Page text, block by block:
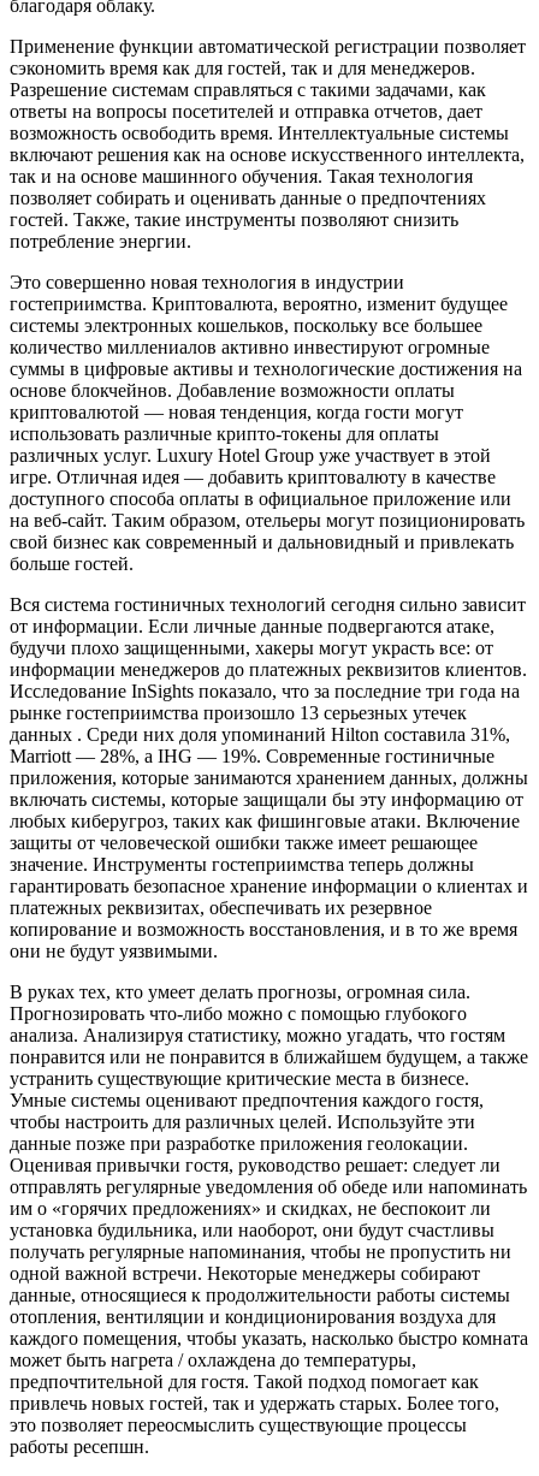
благодаря облаку.
Применение функции автоматической регистрации позволяет
сэкономить время как для гостей, так и для менеджеров.
Разрешение системам справляться с такими задачами, как
ответы на вопросы посетителей и отправка отчетов, дает
возможность освободить время. Интеллектуальные системы
включают решения как на основе искусственного интеллекта,
так и на основе машинного обучения. Такая технология
позволяет собирать и оценивать данные о предпочтениях
гостей. Также, такие инструменты позволяют снизить
потребление энергии.
Это совершенно новая технология в индустрии
гостеприимства. Криптовалюта, вероятно, изменит будущее
системы электронных кошельков, поскольку все большее
количество миллениалов активно инвестируют огромные
суммы в цифровые активы и технологические достижения на
основе блокчейнов. Добавление возможности оплаты
криптовалютой — новая тенденция, когда гости могут
использовать различные крипто-токены для оплаты
различных услуг. Luxury Hotel Group уже участвует в этой
игре. Отличная идея — добавить криптовалюту в качестве
доступного способа оплаты в официальное приложение или
на веб-сайт. Таким образом, отельеры могут позиционировать
свой бизнес как современный и дальновидный и привлекать
больше гостей.
Вся система гостиничных технологий сегодня сильно зависит
от информации. Если личные данные подвергаются атаке,
будучи плохо защищенными, хакеры могут украсть все: от
информации менеджеров до платежных реквизитов клиентов.
Исследование InSights показало, что за последние три года на
рынке гостеприимства произошло 13 серьезных утечек
данных . Среди них доля упоминаний Hilton составила 31%,
Marriott — 28%, а IHG — 19%. Современные гостиничные
приложения, которые занимаются хранением данных, должны
включать системы, которые защищали бы эту информацию от
любых киберугроз, таких как фишинговые атаки. Включение
защиты от человеческой ошибки также имеет решающее
значение. Инструменты гостеприимства теперь должны
гарантировать безопасное хранение информации о клиентах и
платежных реквизитах, обеспечивать их резервное
копирование и возможность восстановления, и в то же время
они не будут уязвимыми.
В руках тех, кто умеет делать прогнозы, огромная сила.
Прогнозировать что-либо можно с помощью глубокого
анализа. Анализируя статистику, можно угадать, что гостям
понравится или не понравится в ближайшем будущем, а также
устранить существующие критические места в бизнесе.
Умные системы оценивают предпочтения каждого гостя,
чтобы настроить для различных целей. Используйте эти
данные позже при разработке приложения геолокации.
Оценивая привычки гостя, руководство решает: следует ли
отправлять регулярные уведомления об обеде или напоминать
им о «горячих предложениях» и скидках, не беспокоит ли
установка будильника, или наоборот, они будут счастливы
получать регулярные напоминания, чтобы не пропустить ни
одной важной встречи. Некоторые менеджеры собирают
данные, относящиеся к продолжительности работы системы
отопления, вентиляции и кондиционирования воздуха для
каждого помещения, чтобы указать, насколько быстро комната
может быть нагрета / охлаждена до температуры,
предпочтительной для гостя. Такой подход помогает как
привлечь новых гостей, так и удержать старых. Более того,
это позволяет переосмыслить существующие процессы
работы ресепшн.